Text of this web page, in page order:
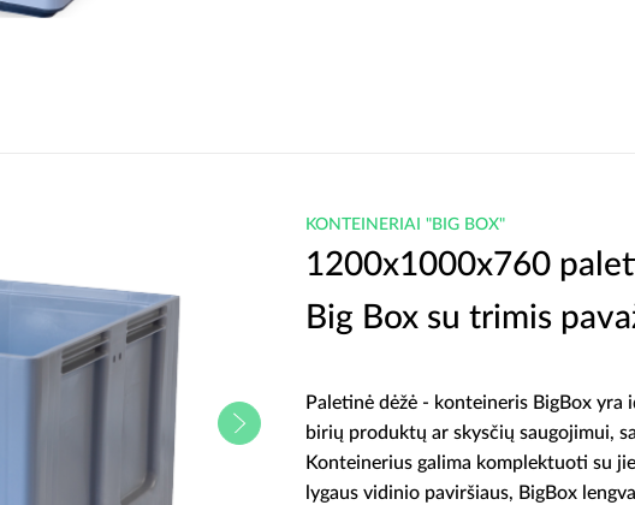
KONTEINERIAI "BIG BOX"
1200x1000x760
Big Box su trimis
Paletinė dėžė - konteineris BigBox
birių produktų ar skysčių saugojimui,
Konteinerius galima komplektuoti su
lygaus vidinio paviršiaus, BigBox